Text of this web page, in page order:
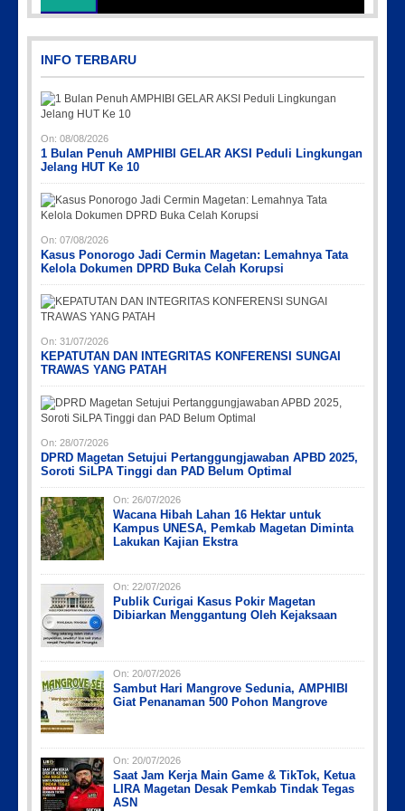
IMG_20230730_152959
Picsart_23-04-12_11-55-35-604
Picsart_23-04-12_12-24-51-034
Picsart_23-04-02_13-27-26-448
PicsArt_03-12-12.53.38
IMG-20191006-WA0043
INFO TERBARU
On: 08/08/2026
1 Bulan Penuh AMPHIBI GELAR AKSI Peduli Lingkungan
Jelang HUT Ke 10
On: 07/08/2026
Kasus Ponorogo Jadi Cermin Magetan: Lemahnya Tata
Kelola Dokumen DPRD Buka Celah Korupsi
On: 31/07/2026
KEPATUTAN DAN INTEGRITAS KONFERENSI SUNGAI
TRAWAS YANG PATAH
On: 28/07/2026
DPRD Magetan Setujui Pertanggungjawaban APBD 2025,
Soroti SiLPA Tinggi dan PAD Belum Optimal
On: 26/07/2026
Wacana Hibah Lahan 16 Hektar untuk
Kampus UNESA, Pemkab Magetan Diminta
Lakukan Kajian Ekstra
On: 22/07/2026
Publik Curigai Kasus Pokir Magetan
Dibiarkan Menggantung Oleh Kejaksaan
On: 20/07/2026
Sambut Hari Mangrove Sedunia, AMPHIBI
Giat Penanaman 500 Pohon Mangrove
On: 20/07/2026
Saat Jam Kerja Main Game & TikTok, Ketua
LIRA Magetan Desak Pemkab Tindak Tegas
ASN